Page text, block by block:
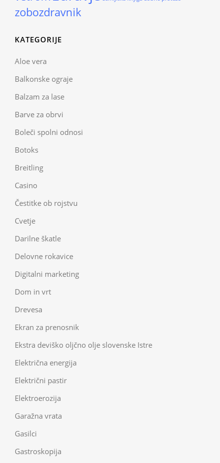
zobozdravnik
KATEGORIJE
Aloe vera
Balkonske ograje
Balzam za lase
Barve za obrvi
Boleči spolni odnosi
Botoks
Breitling
Casino
Čestitke ob rojstvu
Cvetje
Darilne škatle
Delovne rokavice
Digitalni marketing
Dom in vrt
Drevesa
Ekran za prenosnik
Ekstra deviško oljčno olje slovenske Istre
Električna energija
Električni pastir
Elektroerozija
Garažna vrata
Gasilci
Gastroskopija